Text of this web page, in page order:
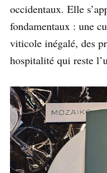
occidentaux. Elle
fondamentaux : une
viticole inégalé, des
hospitalité qui reste